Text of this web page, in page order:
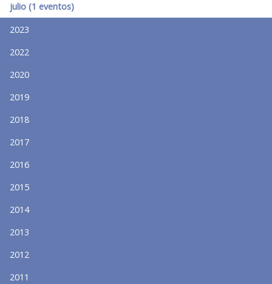
julio (1 eventos)
2023
2022
2020
2019
2018
2017
2016
2015
2014
2013
2012
2011